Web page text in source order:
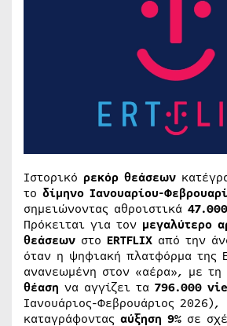
Ιστορικό ρεκόρ θεάσεων
το δίμηνο Ιανουαρίου-
σημειώνοντας αθροιστικά
Πρόκειται για τον μεγαλύτερο
θεάσεων στο ERTFLIX από την
όταν η ψηφιακή πλατφόρμα της
ανανεωμένη στον «αέρα», με τη
θέαση να αγγίζει τα 796.000
Ιανουάριος-Φεβρουάριος 2026),
καταγράφοντας αύξηση 9% σε